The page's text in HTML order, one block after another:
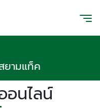
ยามแท็ค
อนไลน์